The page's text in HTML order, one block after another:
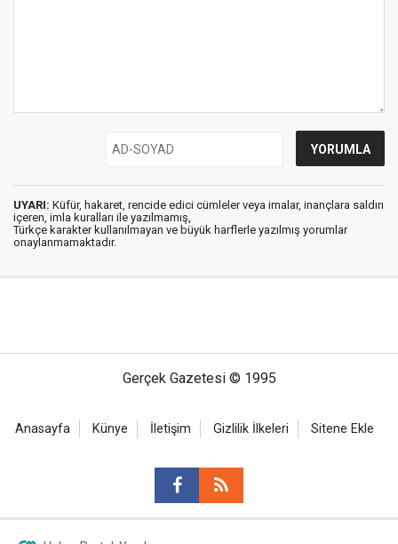
UYARI: Küfür, hakaret, rencide edici cümleler veya imalar, inançlara saldırı
içeren, imla kuralları ile yazılmamış,
Türkçe karakter kullanılmayan ve büyük harflerle yazılmış yorumlar
onaylanmamaktadır.
Gerçek Gazetesi © 1995
Anasayfa Künye İletişim Gizlilik İlkeleri Sitene Ekle